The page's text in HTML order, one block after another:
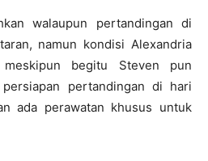
walaupun pertandingan di
namun kondisi Alexandria
begitu Steven pun
pertandingan di hari
ada perawatan khusus untuk